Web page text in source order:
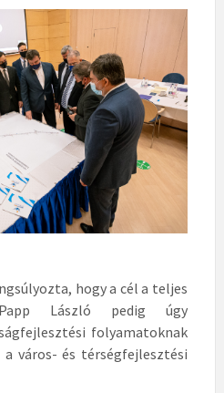
hogy a cél a teljes
László pedig úgy
folyamatoknak
város- és térségfejlesztési